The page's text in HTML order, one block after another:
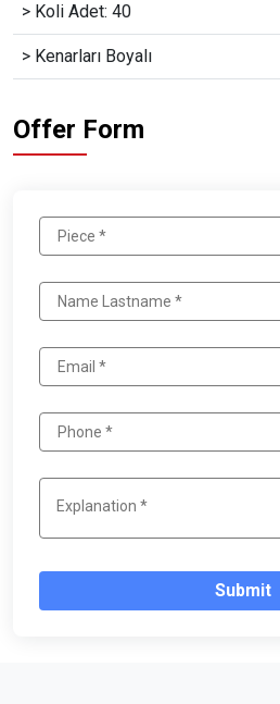
> Koli Adet: 40
> Kenarları Boyalı
Offer Form
Submit